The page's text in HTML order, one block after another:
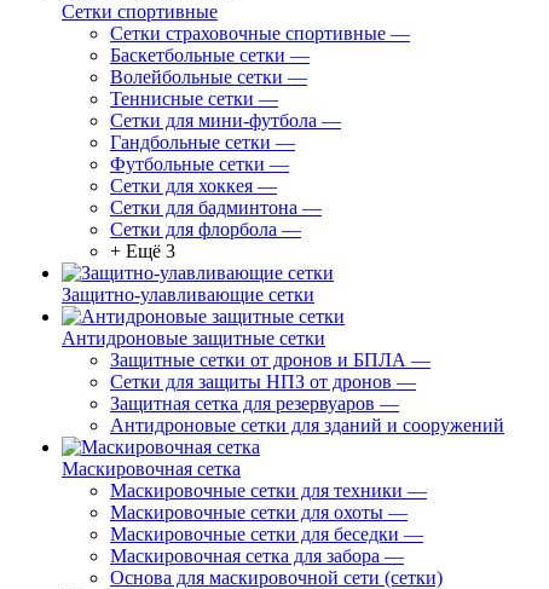
Сетки спортивные
Сетки страховочные спортивные —
Баскетбольные сетки —
Волейбольные сетки —
Теннисные сетки —
Сетки для мини-футбола —
Гандбольные сетки —
Футбольные сетки —
Сетки для хоккея —
Сетки для бадминтона —
Сетки для флорбола —
+ Ещё 3
Защитно-улавливающие сетки
Антидроновые защитные сетки
Защитные сетки от дронов и БПЛА —
Сетки для защиты НПЗ от дронов —
Защитная сетка для резервуаров —
Антидроновые сетки для зданий и сооружений
Маскировочная сетка
Маскировочные сетки для техники —
Маскировочные сетки для охоты —
Маскировочные сетки для беседки —
Маскировочная сетка для забора —
Основа для маскировочной сети (сетки)